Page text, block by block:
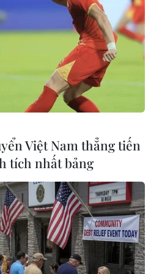
Trump
Việt Nam thẳng tiến
tích nhất bảng